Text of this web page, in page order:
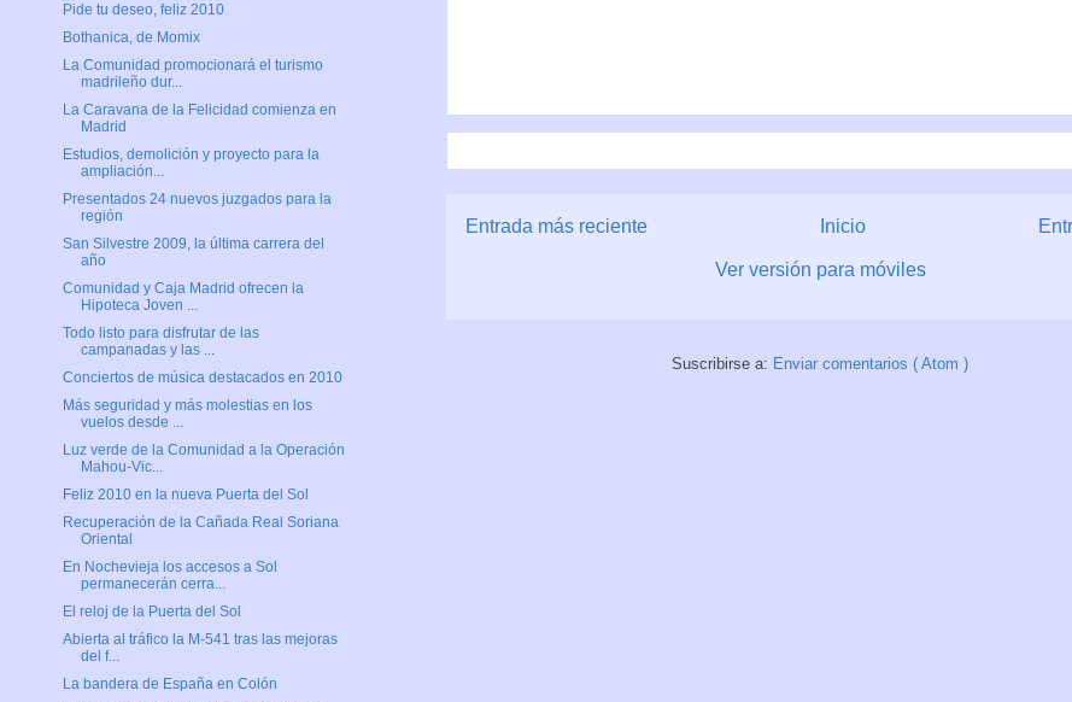
Entrada más reciente Inicio
Ver versión para móviles
Suscribirse a: Enviar comentarios ( Atom )
Pide tu deseo, feliz 2010
Bothanica, de Momix
La Comunidad promocionará el turismo
madrileño dur...
La Caravana de la Felicidad comienza en
Madrid
Estudios, demolición y proyecto para la
ampliación...
Presentados 24 nuevos juzgados para la
región
San Silvestre 2009, la última carrera del
año
Comunidad y Caja Madrid ofrecen la
Hipoteca Joven ...
Todo listo para disfrutar de las
campanadas y las ...
Conciertos de música destacados en 2010
Más seguridad y más molestias en los
vuelos desde ...
Luz verde de la Comunidad a la Operación
Mahou-Vic...
Feliz 2010 en la nueva Puerta del Sol
Recuperación de la Cañada Real Soriana
Oriental
En Nochevieja los accesos a Sol
permanecerán cerra...
El reloj de la Puerta del Sol
Abierta al tráfico la M-541 tras las mejoras
del f...
La bandera de España en Colón